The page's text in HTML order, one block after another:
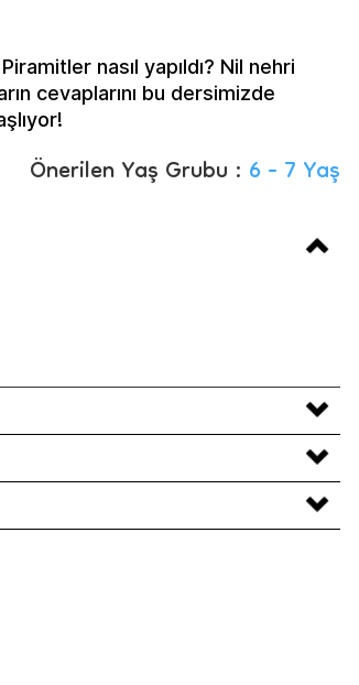
nasıl yapıldı? Nil nehri
cevaplarını bu dersimizde
Önerilen Yaş Grubu :6 - 7 Yaş